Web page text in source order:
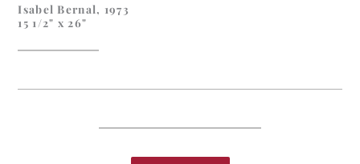
Isabel Bernal, 1973
15 1/2" x 26"